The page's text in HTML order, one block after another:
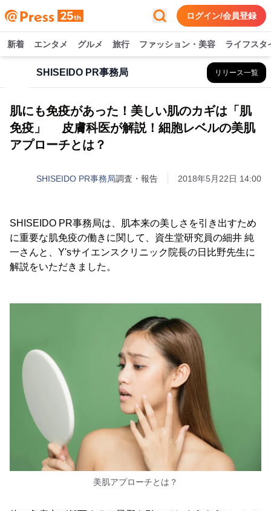
ログイン/会員登録
新着 エンタメ グルメ 旅行 ファッション・美容 ライフスタ
SHISEIDO PR事務局 リリース一覧
肌にも免疫があった！美しい肌のカギは「肌
免疫」 皮膚科医が解説！細胞レベルの美肌
アプローチとは？
SHISEIDO PR事務局調査・報告 2018年5月22日 14:00
SHISEIDO PR事務局は、肌本来の美しさを引き出すため
に重要な肌免疫の働きに関して、資生堂研究員の細井 純
一さんと、Y'sサイエンスクリニック院長の日比野先生に
解説をいただきました。
美肌アプローチとは？